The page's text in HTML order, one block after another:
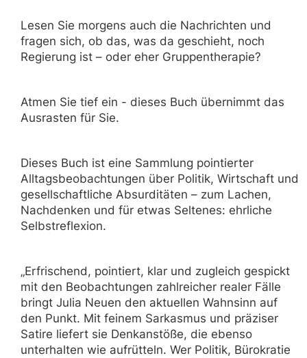
Lesen Sie morgens auch die Nachrichten und
fragen sich, ob das, was da geschieht, noch
Regierung ist – oder eher Gruppentherapie?
Atmen Sie tief ein - dieses Buch übernimmt das
Ausrasten für Sie.
Dieses Buch ist eine Sammlung pointierter
Alltagsbeobachtungen über Politik, Wirtschaft und
gesellschaftliche Absurditäten – zum Lachen,
Nachdenken und für etwas Seltenes: ehrliche
Selbstreflexion.
„Erfrischend, pointiert, klar und zugleich gespickt
mit den Beobachtungen zahlreicher realer Fälle
bringt Julia Neuen den aktuellen Wahnsinn auf
den Punkt. Mit feinem Sarkasmus und präziser
Satire liefert sie Denkanstöße, die ebenso
unterhalten wie aufrütteln. Wer Politik, Bürokratie